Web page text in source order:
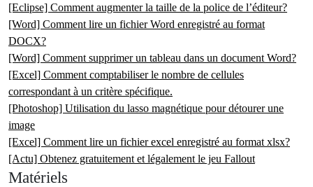
[Eclipse] Comment augmenter la taille de la police de l’éditeur?
[Word] Comment lire un fichier Word enregistré au format
DOCX?
[Word] Comment supprimer un tableau dans un document Word?
[Excel] Comment comptabiliser le nombre de cellules
correspondant à un critère spécifique.
[Photoshop] Utilisation du lasso magnétique pour détourer une
image
[Excel] Comment lire un fichier excel enregistré au format xlsx?
[Actu] Obtenez gratuitement et légalement le jeu Fallout
Matériels